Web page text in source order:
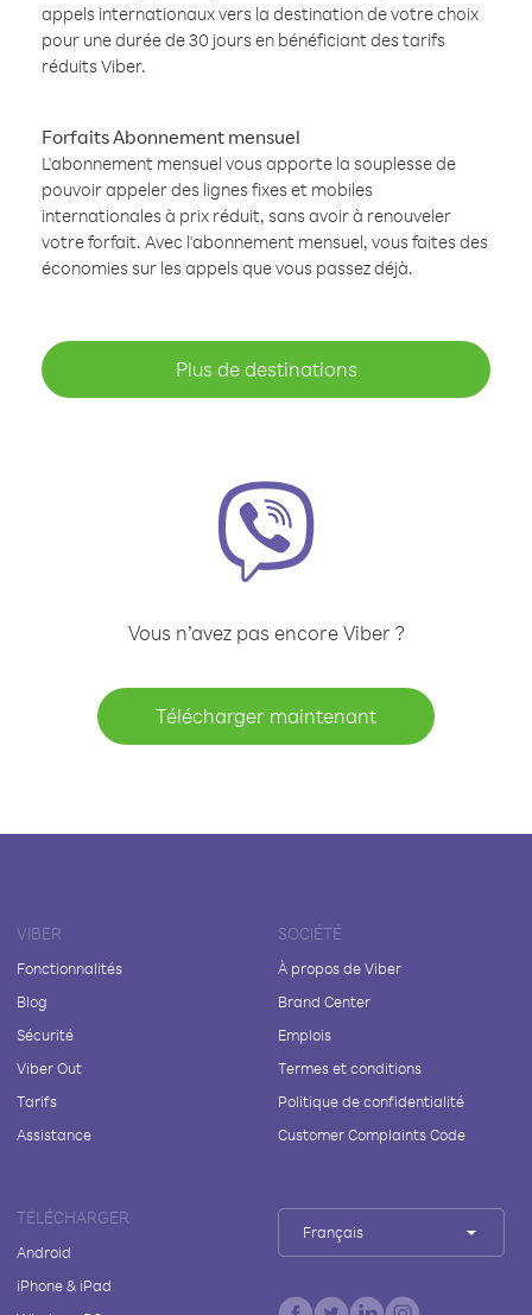
appels internationaux vers la destination de votre choix
pour une durée de 30 jours en bénéficiant des tarifs
réduits Viber.
Forfaits Abonnement mensuel
L'abonnement mensuel vous apporte la souplesse de
pouvoir appeler des lignes fixes et mobiles
internationales à prix réduit, sans avoir à renouveler
votre forfait. Avec l'abonnement mensuel, vous faites des
économies sur les appels que vous passez déjà.
Plus de destinations
Vous n’avez pas encore Viber ?
Télécharger maintenant
VIBER
Fonctionnalités
Blog
Sécurité
Viber Out
Tarifs
Assistance
SOCIÉTÉ
À propos de Viber
Brand Center
Emplois
Termes et conditions
Politique de confidentialité
Customer Complaints Code
TÉLÉCHARGER
Android
iPhone & iPad
Français